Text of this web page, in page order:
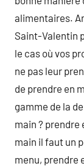
alimentaires.
Saint-Valentin
le cas où vos
ne pas leur
de prendre en
gamme de la
main ? prendre
main il faut un
menu, prendre